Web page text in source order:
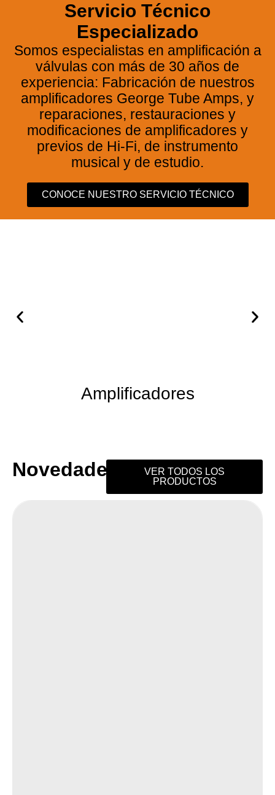
25 Aniversario de
nuestro clásico de Alta
Fidelidad
VER GEORGE GTA-40
Servicio Técnico
Especializado
Somos especialistas en amplificación a
válvulas con más de 30 años de
experiencia: Fabricación de nuestros
amplificadores George Tube Amps, y
reparaciones, restauraciones y
modificaciones de amplificadores y
previos de Hi-Fi, de instrumento
musical y de estudio.
CONOCE NUESTRO SERVICIO TÉCNICO
Amplificadores
Novedades
VER TODOS LOS
PRODUCTOS